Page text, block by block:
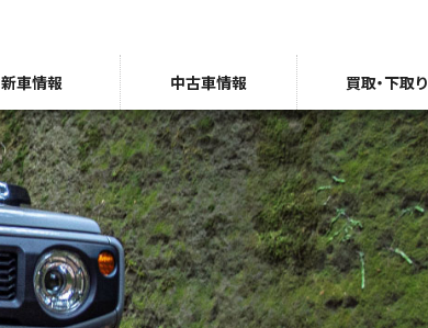
新車情報 中古車情報 買取・下取り